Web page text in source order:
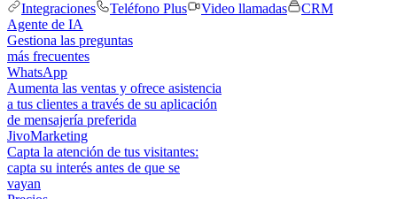
Integraciones
Teléfono Plus Video llamadas
CRM
Agente de IA
Gestiona las preguntas
más frecuentes
WhatsApp
Aumenta las ventas y ofrece asistencia
a tus clientes a través de su aplicación
de mensajería preferida
JivoMarketing
Capta la atención de tus visitantes:
capta su interés antes de que se
vayan